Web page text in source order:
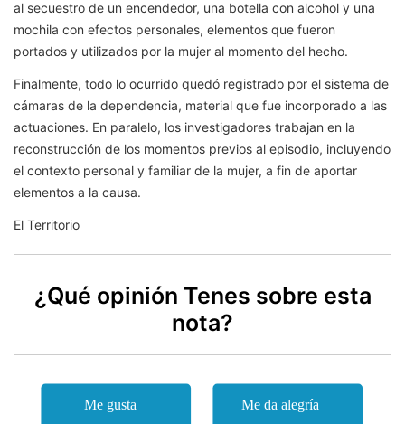
al secuestro de un encendedor, una botella con alcohol y una
mochila con efectos personales, elementos que fueron
portados y utilizados por la mujer al momento del hecho.
Finalmente, todo lo ocurrido quedó registrado por el sistema de
cámaras de la dependencia, material que fue incorporado a las
actuaciones. En paralelo, los investigadores trabajan en la
reconstrucción de los momentos previos al episodio, incluyendo
el contexto personal y familiar de la mujer, a fin de aportar
elementos a la causa.
El Territorio
¿Qué opinión Tenes sobre esta
nota?